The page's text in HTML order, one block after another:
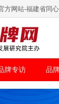
方网站-福建省同
牌专访 品